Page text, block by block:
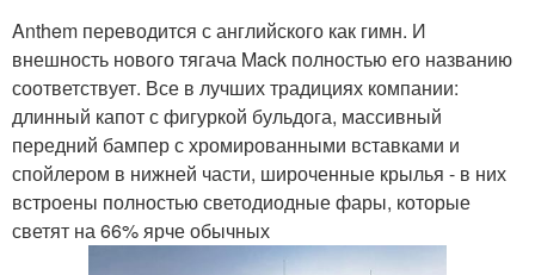
Anthem переводится с английского как гимн. И
внешность нового тягача Mack полностью его названию
соответствует. Все в лучших традициях компании:
длинный капот с фигуркой бульдога, массивный
передний бампер с хромированными вставками и
спойлером в нижней части, широченные крылья - в них
встроены полностью светодиодные фары, которые
светят на 66% ярче обычных